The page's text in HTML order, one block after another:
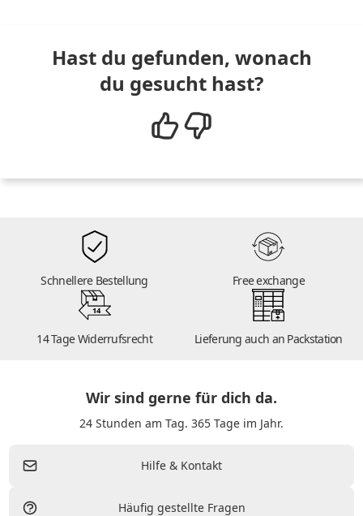
Hast du gefunden, wonach
du gesucht hast?
Schnellere Bestellung Free exchange
14
14 Tage Widerrufsrecht Lieferung auch an Packstation
Wir sind gerne für dich da.
24 Stunden am Tag. 365 Tage im Jahr.
Hilfe & Kontakt
Häufig gestellte Fragen